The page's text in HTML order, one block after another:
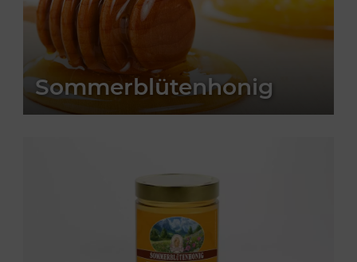
Sommerblütenhonig